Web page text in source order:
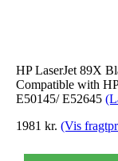
HP LaserJet 89X
Compatible with
E50145/ E52645
1981 kr. (Vis